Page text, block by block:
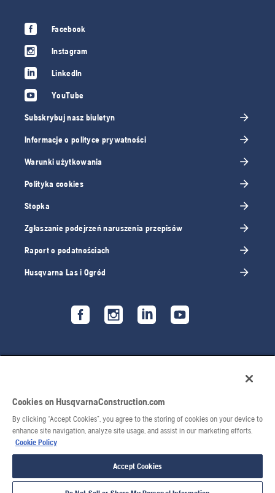
Facebook
Instagram
LinkedIn
YouTube
Subskrybuj nasz biuletyn
Informacje o polityce prywatności
Warunki użytkowania
Polityka cookies
Stopka
Zgłaszanie podejrzeń naruszenia przepisów
Raport o podatnościach
Husqvarna Las i Ogród
© 2026 Husqvarna AB. Wszelkie prawa zastrzeżone.
Cookies on HusqvarnaConstruction.com
By clicking “Accept Cookies”, you agree to the storing of cookies on your device to
enhance site navigation, analyze site usage, and assist in our marketing efforts.
Cookie Policy
Accept Cookies